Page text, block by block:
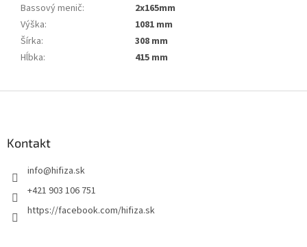
Bassový menič:
2x165mm
Výška:
1081 mm
Šírka:
308 mm
Hĺbka: 415 mm
Kontakt
info@hifiza.sk
+421 903 106 751
https://facebook.com/hifiza.sk